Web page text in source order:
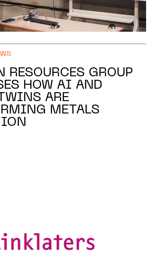
RESOURCES GROUP
HOW AI AND
ARE
METALS